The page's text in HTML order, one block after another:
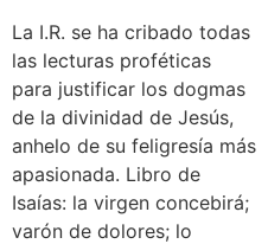
La I.R. se ha cribado todas
las lecturas proféticas
para justificar los dogmas
de la divinidad de Jesús,
anhelo de su feligresía más
apasionada. Libro de
Isaías: la virgen concebirá;
varón de dolores; lo